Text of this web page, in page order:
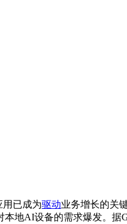
已成为驱动业务增长的关键
地AI设备的需求爆发。 据